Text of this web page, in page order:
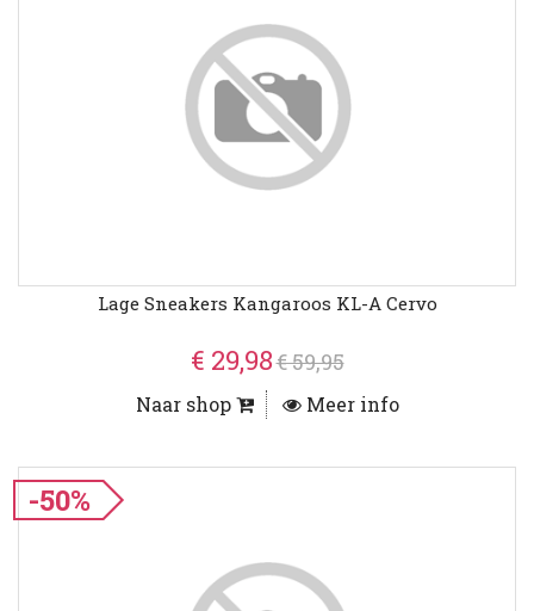
Lage Sneakers Kangaroos KL-A Cervo
€ 29,98€ 59,95
Naar shop Meer info
-50%